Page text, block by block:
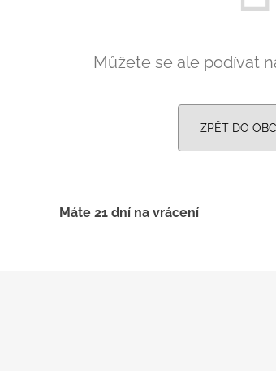
Můžete se ale podívat
ZPĚT DO
Máte 21 dní na vrácení